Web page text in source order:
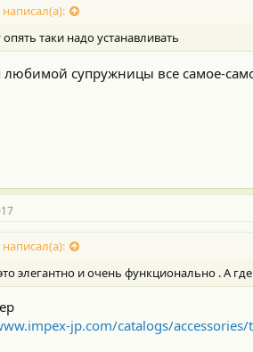
написал(а):
таки надо устанавливать
любимой супружницы все самое-
написал(а):
элегантно и очень функционально . А где
jp.com/catalogs/accessories/